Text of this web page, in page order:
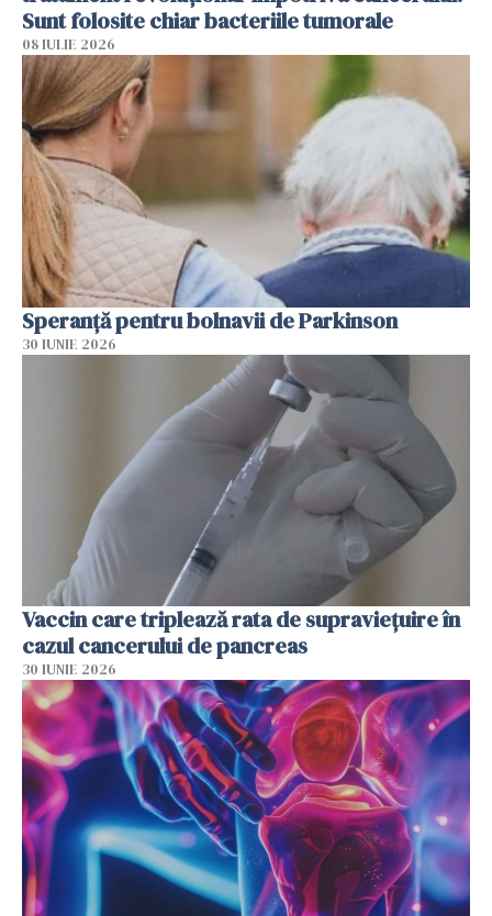
Sunt folosite chiar bacteriile tumorale
08 IULIE 2026
Speranță pentru bolnavii de Parkinson
30 IUNIE 2026
Vaccin care triplează rata de supraviețuire în
cazul cancerului de pancreas
30 IUNIE 2026